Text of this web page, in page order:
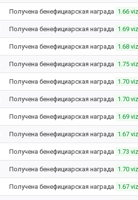
Получена бенефициарская награда 1.66 viz
Получена бенефициарская награда 1.69 viz
Получена бенефициарская награда 1.68 viz
Получена бенефициарская награда 1.75 viz
Получена бенефициарская награда 1.70 viz
Получена бенефициарская награда 1.70 viz
Получена бенефициарская награда 1.69 viz
Получена бенефициарская награда 1.67 viz
Получена бенефициарская награда 1.73 viz
Получена бенефициарская награда 1.70 viz
Получена бенефициарская награда 1.67 viz